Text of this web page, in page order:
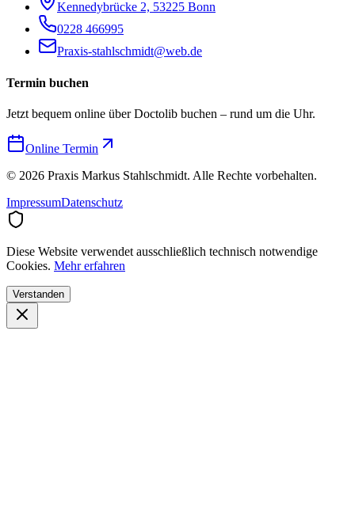
Kennedybrücke 2, 53225 Bonn
0228 466995
Praxis-stahlschmidt@web.de
Termin buchen
Jetzt bequem online über Doctolib buchen – rund um die Uhr.
Online Termin
© 2026 Praxis Markus Stahlschmidt. Alle Rechte vorbehalten.
ImpressumDatenschutz
Diese Website verwendet ausschließlich technisch notwendige
Cookies. Mehr erfahren
Verstanden